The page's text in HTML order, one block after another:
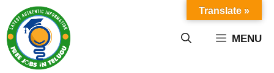
content MENU
Translate »